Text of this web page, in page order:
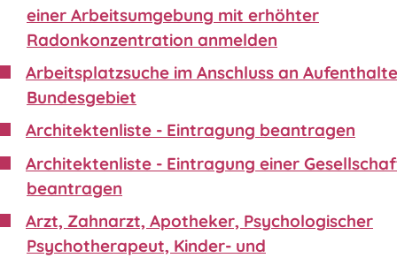
einer Arbeitsumgebung mit erhöhter
Radonkonzentration anmelden
Arbeitsplatzsuche im Anschluss an
Bundesgebiet
Architektenliste - Eintragung beantragen
Architektenliste - Eintragung einer
beantragen
Arzt, Zahnarzt, Apotheker, Psychologischer
Psychotherapeut, Kinder- und